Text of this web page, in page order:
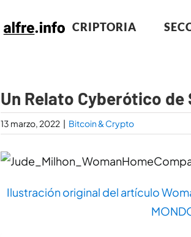
CRIPTORIA
Un Relato Cyberótico de
13 marzo, 2022 | Bitcoin & Crypto
Ilustración original del artículo